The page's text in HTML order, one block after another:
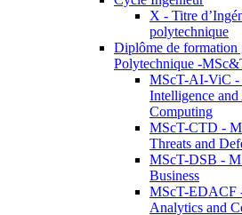
X - Titre
polytechnique
Diplôme de formation
Polytechnique -
MScT-AI-ViC
Intelligence
Computing
MScT-CTD -
Threats and
MScT-DSB -
Business
MScT-EDACF
Analytics and